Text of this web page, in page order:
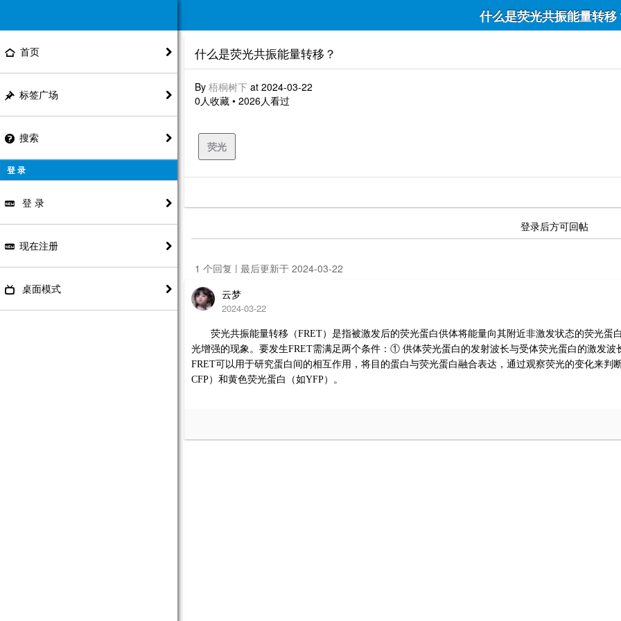
什么是荧光共振能量转移
什么是荧光共振能量转移？
By 梧桐树下 at 2024-03-22
0人收藏 • 2026人看过
荧光
登录后方可回帖
1 个回复 | 最后更新于 2024-03-22
云梦
2024-03-22
荧光共振能量转移（FRET）是指被激发后的荧光蛋白供体将能量向其附近非激发状态的荧光蛋
光增强的现象。要发生FRET需满足两个条件：① 供体荧光蛋白的发射波长与受体荧光蛋白的激发
FRET可以用于研究蛋白间的相互作用，将目的蛋白与荧光蛋白融合表达，通过观察荧光的变化来判
CFP）和黄色荧光蛋白（如YFP）。
首页
标签广场
搜索
登 录
登 录
现在注册
桌面模式